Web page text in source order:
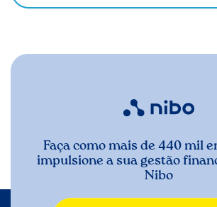
Faça como mais de 440 mil
impulsione a sua gestão
Nibo